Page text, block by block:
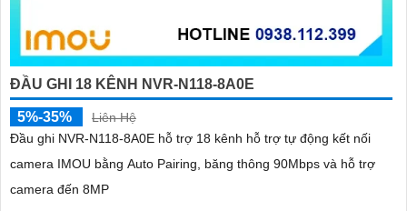
ĐẦU GHI 18 KÊNH NVR-N118-8A0E
5%-35%
Liên Hệ
Đầu ghi NVR-N118-8A0E hỗ trợ 18 kênh hỗ trợ tự động kết nối
camera IMOU bằng Auto Pairing, băng thông 90Mbps và hỗ trợ
camera đến 8MP